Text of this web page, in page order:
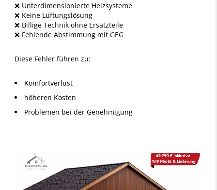
❌ Unterdimensionierte Heizsysteme
❌ Keine Lüftungslösung
❌ Billige Technik ohne Ersatzteile
❌ Fehlende Abstimmung mit GEG
Diese Fehler führen zu:
Komfortverlust
höheren Kosten
Problemen bei der Genehmigung